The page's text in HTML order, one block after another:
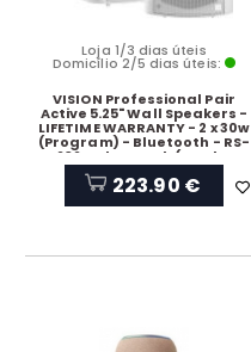
Loja 1/3 dias úteis
Domicílio 2/5 dias úteis:
VISION Professional Pair
Active 5.25" Wall Speakers -
LIFETIME WARRANTY - 2 x 30w
(Program) - Bluetooth - RS-
232 - Bluetooth (can be
disabled), minijack and 2-
phono inputs (summed) - C
brackets included - 2-way
223.90 €